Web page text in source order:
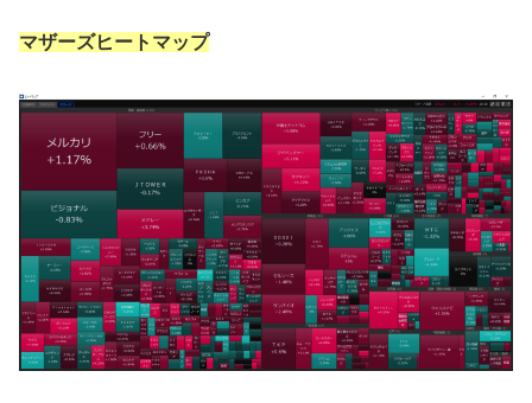
マザーズヒートマップ